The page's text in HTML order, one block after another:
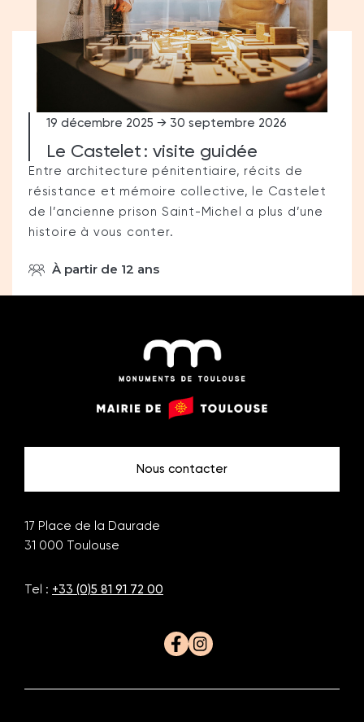
Le Castelet : visite guidée
19 décembre 2025 → 30 septembre 2026
Entre architecture pénitentiaire, récits de
résistance et mémoire collective, le Castelet
de l’ancienne prison Saint-Michel a plus d’une
histoire à vous conter.
À partir de 12 ans
Monuments Mairie
Nous contacter
17 Place de la Daurade
31 000 Toulouse
Tel : +33 (0)5 81 91 72 00
FacebookInstagram